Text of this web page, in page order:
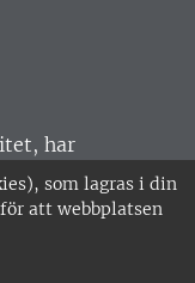
som lagras i din
att webbplatsen
har
är
är
•
•